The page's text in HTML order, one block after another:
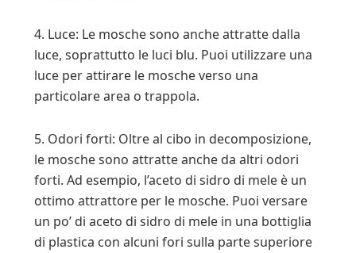
4. Luce: Le mosche sono anche attratte dalla
luce, soprattutto le luci blu. Puoi utilizzare una
luce per attirare le mosche verso una
particolare area o trappola.
5. Odori forti: Oltre al cibo in decomposizione,
le mosche sono attratte anche da altri odori
forti. Ad esempio, l’aceto di sidro di mele è un
ottimo attrattore per le mosche. Puoi versare
un po’ di aceto di sidro di mele in una bottiglia
di plastica con alcuni fori sulla parte superiore